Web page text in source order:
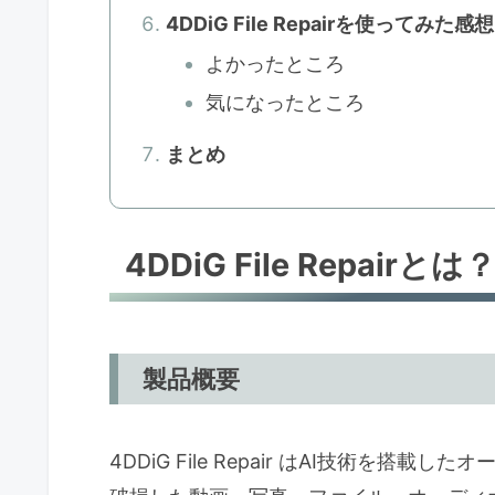
4DDiG File Repairを使ってみた感想
よかったところ
気になったところ
まとめ
4DDiG File Repairとは
製品概要
4DDiG File Repair はAI技術を搭載したオ